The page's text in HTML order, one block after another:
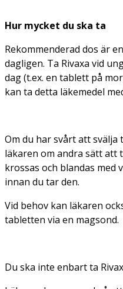
Hur mycket du ska ta
Rekommenderad dos är
dagligen. Ta Rivaxa vid
dag (t.ex. en tablett på
kan ta detta läkemedel
Om du har svårt att
läkaren om andra sätt att
krossas och blandas med
innan du tar den.
Vid behov kan läkaren
tabletten via en magsond.
Du ska inte enbart ta